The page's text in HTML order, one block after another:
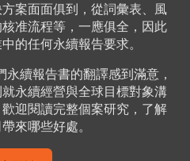
案面面俱到，從詞彙表、風
准流程等，一應俱全，因此
的任何永續報告要求。
續報告書的翻譯感到滿意，
永續經營與全球目標對象溝
迎閱讀完整個案研究，了解
來哪些好處。